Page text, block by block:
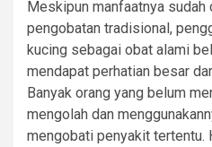
Meskipun manfaatnya sudah
pengobatan tradisional,
kucing sebagai obat alami
mendapat perhatian besar
Banyak orang yang belum
mengolah dan
mengobati penyakit tertentu.